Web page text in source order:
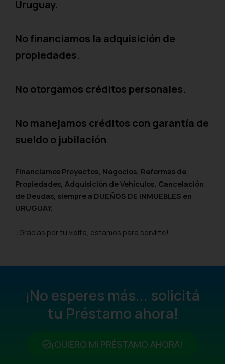
Uruguay.
No financiamos la adquisición de
propiedades.
No otorgamos créditos personales.
No manejamos créditos con garantía de
sueldo o jubilación.
Financiamos Proyectos, Negocios, Reformas de
Propiedades, Adquisición de Vehículos, Cancelación
de Deudas, siempre a DUEÑOS DE INMUEBLES en
URUGUAY.
¡Gracias por tu visita, estamos para servirte!
¡No esperes más... solicitá
tu Préstamo ahora!
¡QUIERO MI PRÉSTAMO AHORA!